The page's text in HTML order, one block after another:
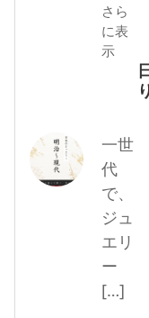
さら
に表
示
一世
代
で、
ジュ
エリ
ー
[…]